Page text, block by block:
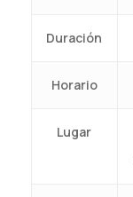
Duración
Horario
Lugar